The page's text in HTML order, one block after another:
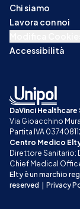
Chi siamo
Lavora con noi
Accessibilità
DaVinci Healthcare
Via Gioacchino
Partita IVA
Centro Medico
Direttore
Chief Medical
Elty è un marchio
reserved | Privacy